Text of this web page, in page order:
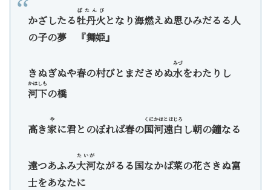
かざしたる牡丹火
ぼたんび
となり海燃えぬ思ひみだるる人
の子の夢 『舞姫』
きぬぎぬや春の村びとまださめぬ水
みづ
をわたりし
河下
かはしも
の橋
高き家
や
に君とのぼれば春の国河遠白
くにかはとほじろ
し朝の鐘なる
遠つあふみ大河
たいが
ながるる国なかば菜の花さきぬ富
士をあなたに